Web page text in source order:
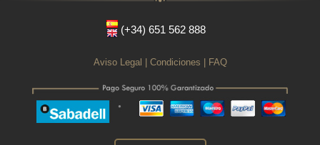
(+34) 651 562 888
Aviso Legal | Condiciones | FAQ